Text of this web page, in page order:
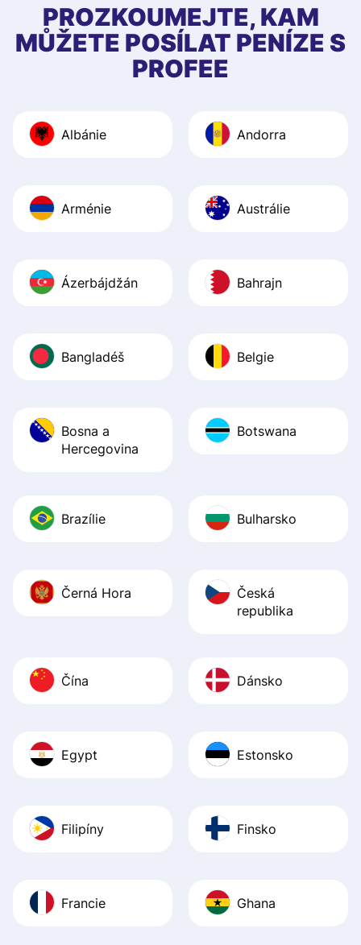
first started
app, and they
quick to provide
Recommend it!
PROZKOUMEJTE, KAM
MŮŽETE POSÍLAT PENÍZE S
PROFEE
Albánie Andorra
Arménie Austrálie
Ázerbájdžán Bahrajn
Bangladéš Belgie
Bosna a
Hercegovina
Botswana
Brazílie Bulharsko
Černá Hora
Česká
republika
Čína Dánsko
Egypt Estonsko
Filipíny Finsko
Francie Ghana